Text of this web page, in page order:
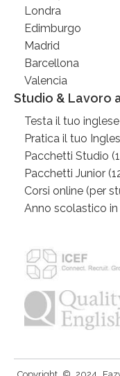
Londra
Edimburgo
Madrid
Barcellona
Valencia
Studio & Lavoro
Testa il tuo inglese
Pratica il tuo
Pacchetti Studio
Pacchetti Junior
Corsi online (per
Anno scolastico in